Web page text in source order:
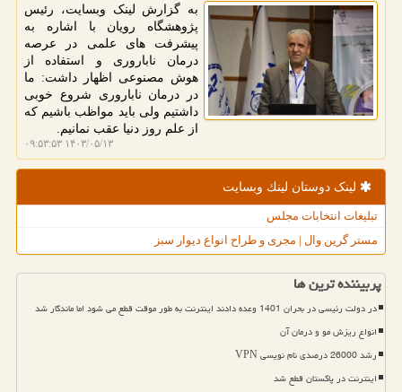
به گزارش لینک وبسایت، رئیس
پژوهشگاه رویان با اشاره به
پیشرفت های علمی در عرصه
درمان ناباروری و استفاده از
هوش مصنوعی اظهار داشت: ما
در درمان ناباروری شروع خوبی
داشتیم ولی باید مواظب باشیم که
از علم روز دنیا عقب نمانیم.
۱۴۰۳/۰۵/۱۳ ۰۹:۵۳:۵۳
لینک دوستان لینك وبسایت
تبلیغات انتخابات مجلس
مستر گرین وال | مجری و طراح انواع دیوار سبز
پربیننده ترین ها
در دولت رئیسی در بحران 1401 وعده دادند اینترنت به طور موقت قطع می شود اما ماندگار شد
انواع ریزش مو و درمان آن
رشد 26000 درصدی نام نویسی VPN
اینترنت در پاکستان قطع شد